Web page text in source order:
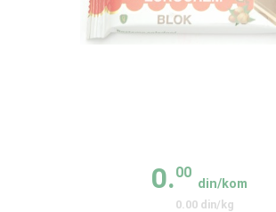
0.00
din/kom
0.00 din/kg